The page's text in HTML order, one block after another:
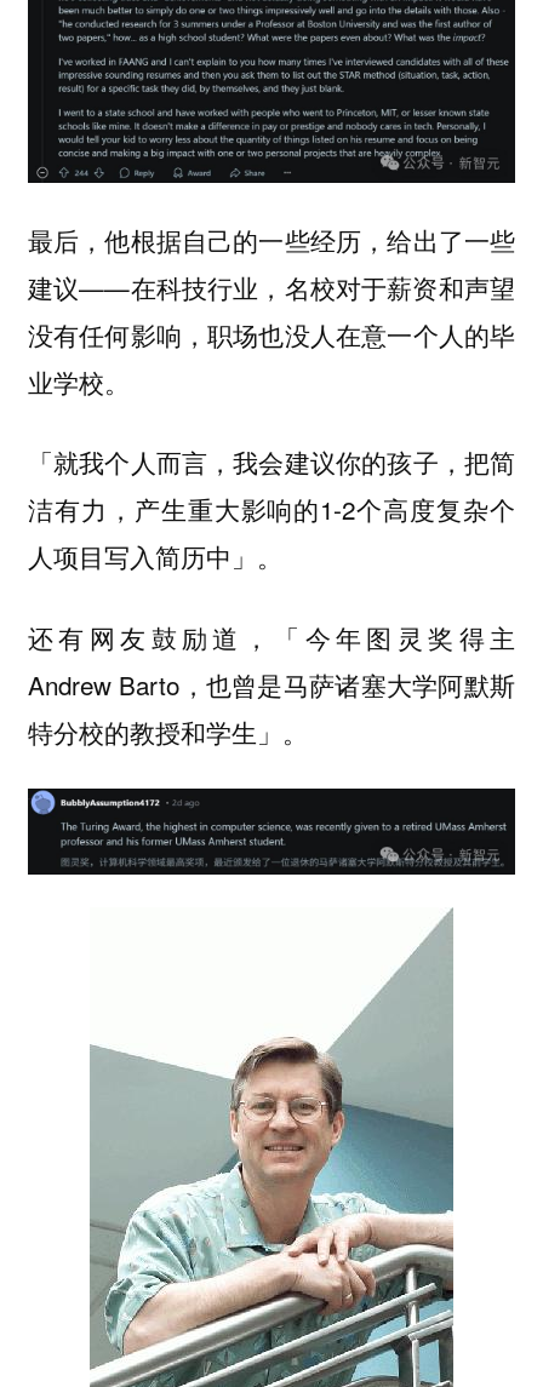
最后，他根据自己的一些经历，给出了一些
建议——在科技行业，名校对于薪资和声望
没有任何影响，职场也没人在意一个人的毕
业学校。
「就我个人而言，我会建议你的孩子，把简
洁有力，产生重大影响的1-2个高度复杂个
人项目写入简历中」。
还有网友鼓励道，「今年图灵奖得主
Andrew Barto，也曾是马萨诸塞大学阿默斯
特分校的教授和学生」。